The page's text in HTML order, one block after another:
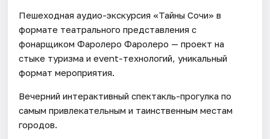
Пешеходная аудио-экскурсия «Тайны Сочи» в
формате театрального представления с
фонарщиком Фаролеро Фаролеро — проект на
стыке туризма и event-технологий, уникальный
формат мероприятия.
Вечерний интерактивный спектакль-прогулка по
самым привлекательным и таинственным местам
городов.